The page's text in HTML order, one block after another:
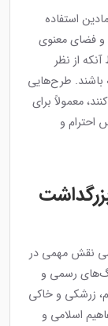
استفاده
و فضای معنوی
از نظر
باشند. طرح‌هایی
معمولاً برای
احترام و
نقش مهمی در
رسمی و
زرشکی و خاکی
اسلامی و